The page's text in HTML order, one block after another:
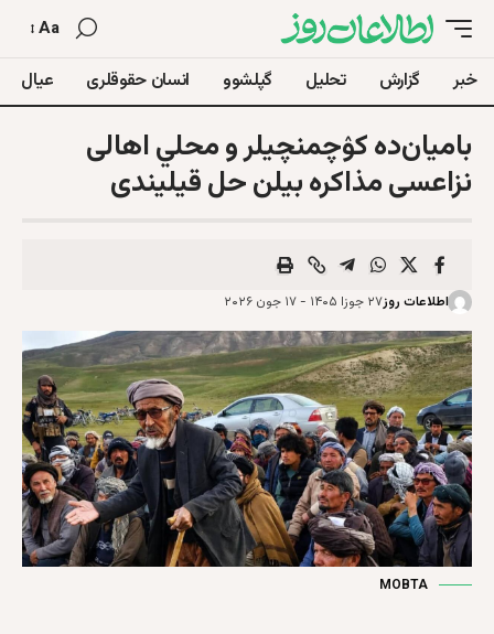
Aa
خبر گزارش تحلیل گپلشوو انسان حقوقلری عیال
بامیان‌ده کۉچمنچیلر و محلي اهالی
نزاعسی مذاکره‌ بیلن حل قیلیندی
اطلاعات روز۲۷ جوزا ۱۴۰۵ - ۱۷ جون ۲۰۲۶
MOBTA